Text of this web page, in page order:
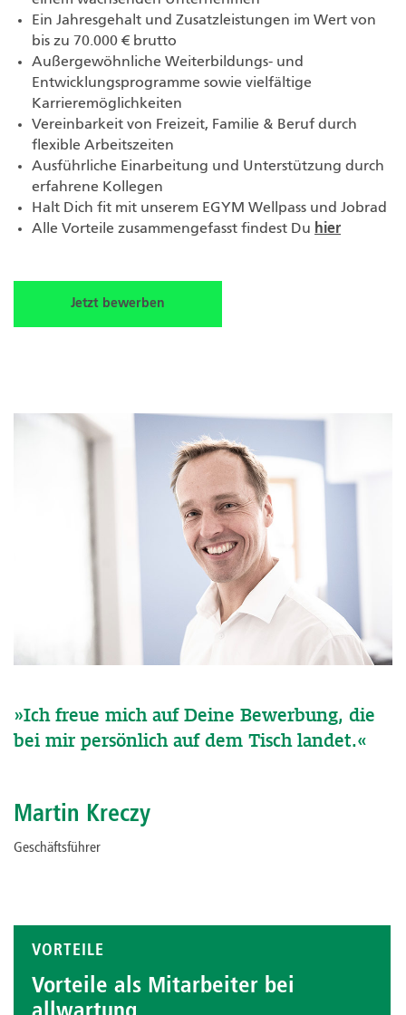
Ein Jahresgehalt und Zusatzleistungen im Wert von
bis zu 70.000 € brutto
Außergewöhnliche Weiterbildungs- und
Entwicklungsprogramme sowie vielfältige
Karrieremöglichkeiten
Vereinbarkeit von Freizeit, Familie & Beruf durch
flexible Arbeitszeiten
Ausführliche Einarbeitung und Unterstützung durch
erfahrene Kollegen
Halt Dich fit mit unserem EGYM Wellpass und Jobrad
Alle Vorteile zusammengefasst findest Du hier
Jetzt bewerben
»Ich freue mich auf Deine Bewerbung, die
bei mir persönlich auf dem Tisch landet.«
Martin Kreczy
Geschäftsführer
VORTEILE
Vorteile als Mitarbeiter bei